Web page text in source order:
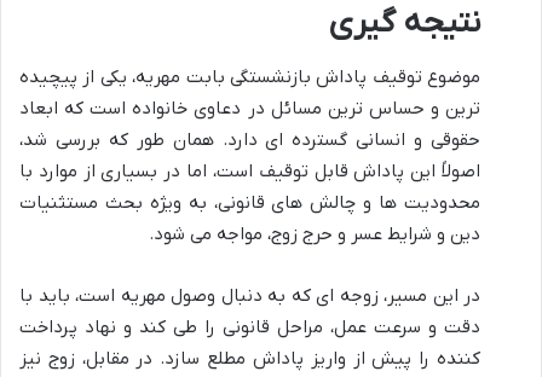
نتیجه گیری
موضوع توقیف پاداش بازنشستگی بابت مهریه، یکی از پیچیده
ترین و حساس ترین مسائل در دعاوی خانواده است که ابعاد
حقوقی و انسانی گسترده ای دارد. همان طور که بررسی شد،
اصولاً این پاداش قابل توقیف است، اما در بسیاری از موارد با
محدودیت ها و چالش های قانونی، به ویژه بحث مستثنیات
دین و شرایط عسر و حرج زوج، مواجه می شود.
در این مسیر، زوجه ای که به دنبال وصول مهریه است، باید با
دقت و سرعت عمل، مراحل قانونی را طی کند و نهاد پرداخت
کننده را پیش از واریز پاداش مطلع سازد. در مقابل، زوج نیز